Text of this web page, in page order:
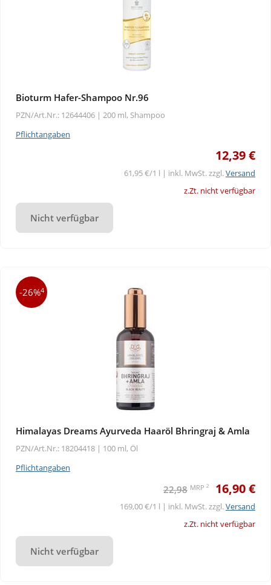
Bioturm Hafer-Shampoo Nr.96
PZN/Art.Nr.: 12644406 | 200 ml, Shampoo
Pflichtangaben
12,39 €
61,95 €/1 l | inkl. MwSt. zzgl.Versand
z.Zt. nicht verfügbar
Nicht verfügbar
-26%4
Himalayas Dreams Ayurveda Haaröl Bhringraj & Amla
PZN/Art.Nr.: 18204418 | 100 ml, Öl
Pflichtangaben
22,98 MRP 2 16,90 €
169,00 €/1 l | inkl. MwSt. zzgl.Versand
z.Zt. nicht verfügbar
Nicht verfügbar